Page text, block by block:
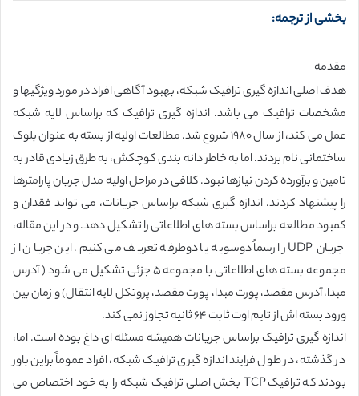
بخشی از ترجمه:
مقدمه
هدف اصلی اندازه گیری ترافیک شبکه، بهبود آگاهی افراد در مورد ویژگیها و
مشخصات ترافیک می باشد. اندازه گیری ترافیک که براساس لایه شبکه
عمل می کند، از سال ۱۹۸۰ شروع شد. مطالعات اولیه از بسته به عنوان بلوک
ساختمانی نام بردند. اما به خاطر دانه بندی کوچکش، به طرق زیادی قادر به
تامین و برآورده کردن نیازها نبود. کلافی در مراحل اولیه مدل جریان پارامترها
را پیشنهاد کردند. اندازه گیری شبکه براساس جریانات، می تواند فقدان و
کمبود مطالعه براساس بسته های اطلاعاتی را تشکیل دهد. و در این مقاله،
جریان UDP را رسماً دوسویه یا دوطرفه تعریف می کنیم. این جریان از
مجموعه بسته های اطلاعاتی با مجموعه ۵ جزئی تشکیل می شود ( آدرس
مبدا، آدرس مقصد، پورت مبدا، پورت مقصد، پروتکل لایه انتقال) و زمان بین
ورود بسته اش از تایم اوت ثابت ۶۴ ثانیه تجاوز نمی کند.
اندازه گیری ترافیک براساس جریانات همیشه مسئله ای داغ بوده است. اما،
در گذشته، در طول فرایند اندازه گیری ترافیک شبکه، افراد عموماً براین باور
بودند که ترافیک TCP بخش اصلی ترافیک شبکه را به خود اختصاص می